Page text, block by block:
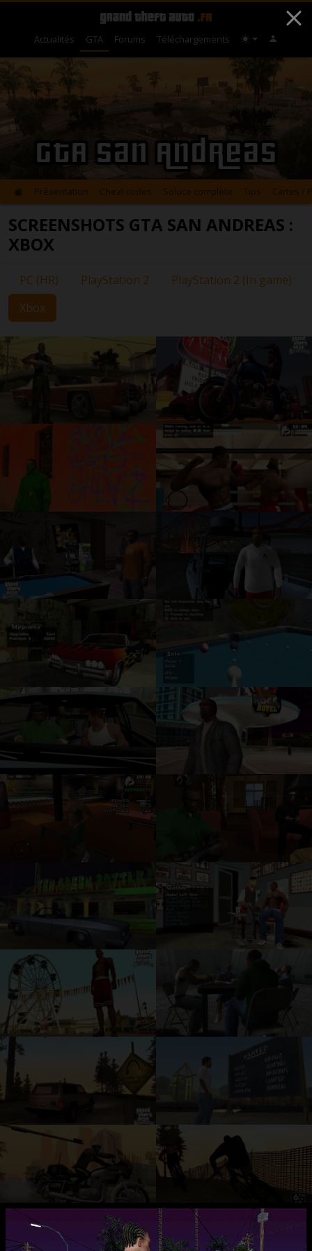
Actualités GTA Forums Téléchargements
GTA San Andreas
Présentation Cheat codes Soluce complète Tips Cartes /
SCREENSHOTS GTA SAN ANDREAS :
XBOX
PC (HR) PlayStation 2
PlayStation 2 (In game)
Xbox